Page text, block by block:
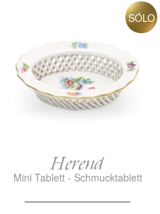
SÓLO
Herend
Mini Tablett - Schmucktablett